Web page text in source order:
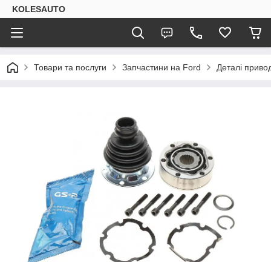
KOLESAUTO
Товари та послуги Запчастини на Ford Деталі